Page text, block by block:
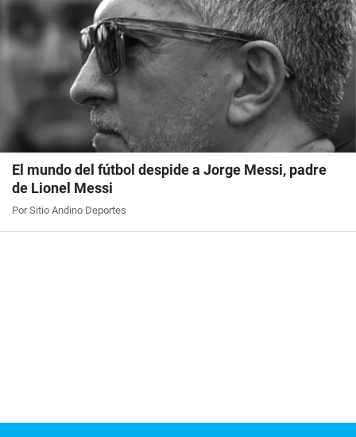
El mundo del fútbol despide a Jorge Messi, padre
de Lionel Messi
Por Sitio Andino Deportes